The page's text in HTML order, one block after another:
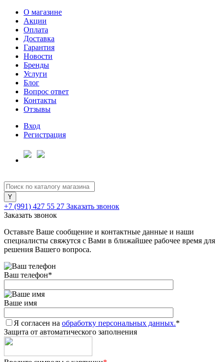
О магазине
Акции
Оплата
Доставка
Гарантия
Новости
Бренды
Услуги
Блог
Вопрос ответ
Контакты
Отзывы
Вход
Регистрация
+7 (991) 427 55 27 Заказать звонок
Заказать звонок
Оставьте Ваше сообщение и контактные данные и наши
специалисты свяжутся с Вами в ближайшее рабочее время для
решения Вашего вопроса.
Ваш телефон*
Ваше имя
Я согласен на обработку персональных данных.*
Защита от автоматического заполнения